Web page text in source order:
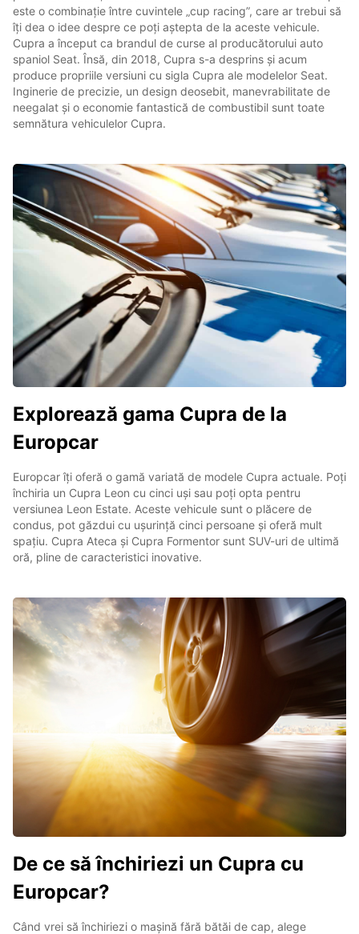
este o combinație între cuvintele „cup racing”, care ar trebui să
îți dea o idee despre ce poți aștepta de la aceste vehicule.
Cupra a început ca brandul de curse al producătorului auto
spaniol Seat. Însă, din 2018, Cupra s-a desprins și acum
produce propriile versiuni cu sigla Cupra ale modelelor Seat.
Inginerie de precizie, un design deosebit, manevrabilitate de
neegalat și o economie fantastică de combustibil sunt toate
semnătura vehiculelor Cupra.
Explorează gama Cupra de la
Europcar
Europcar îți oferă o gamă variată de modele Cupra actuale. Poți
închiria un Cupra Leon cu cinci uși sau poți opta pentru
versiunea Leon Estate. Aceste vehicule sunt o plăcere de
condus, pot găzdui cu ușurință cinci persoane și oferă mult
spațiu. Cupra Ateca și Cupra Formentor sunt SUV-uri de ultimă
oră, pline de caracteristici inovative.
De ce să închiriezi un Cupra cu
Europcar?
Când vrei să închiriezi o mașină fără bătăi de cap, alege